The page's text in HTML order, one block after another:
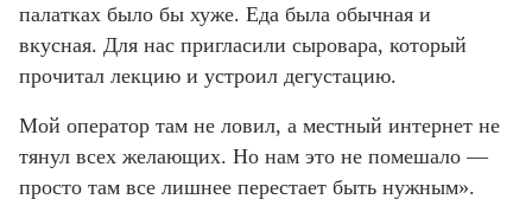
палатках было бы хуже. Еда была обычная и
вкусная. Для нас пригласили сыровара, который
прочитал лекцию и устроил дегустацию.
Мой оператор там не ловил, а местный интернет не
тянул всех желающих. Но нам это не помешало —
просто там все лишнее перестает быть нужным».